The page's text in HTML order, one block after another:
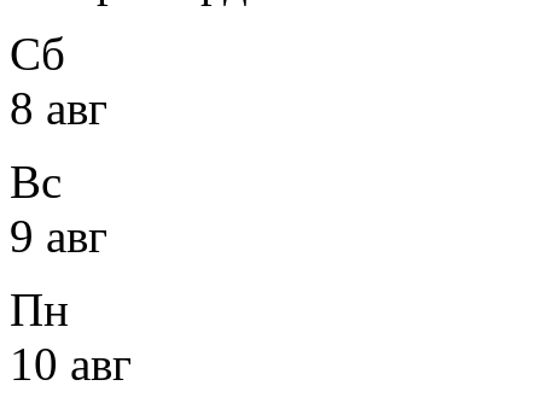
Сб
8 авг
Вс
9 авг
Пн
10 авг